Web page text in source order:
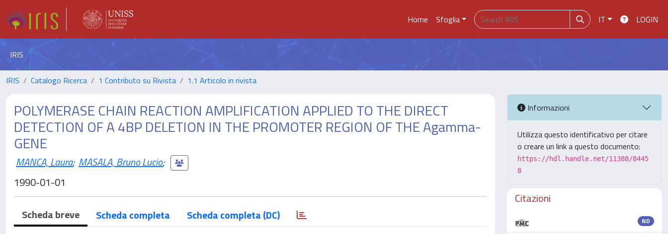
Home Sfoglia IT LOGIN
IRIS
IRIS Catalogo Ricerca 1 Contributo su Rivista 1.1 Articolo in rivista
POLYMERASE CHAIN REACTION AMPLIFICATION APPLIED TO THE DIRECT
DETECTION OF A 4BP DELETION IN THE PROMOTER REGION OF THE Agamma-
GENE
MANCA, Laura; MASALA, Bruno Lucio;
1990-01-01
Scheda breve Scheda completa Scheda completa (DC)
Informazioni
Utilizza questo identificativo per citare
o creare un link a questo documento:
https://hdl.handle.net/11388/8445
8
Citazioni
ND